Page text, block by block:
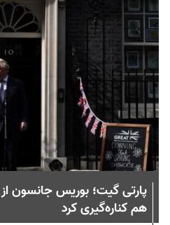
پارتی گیت؛ بوریس جانسون از
هم کناره‌گیری کرد